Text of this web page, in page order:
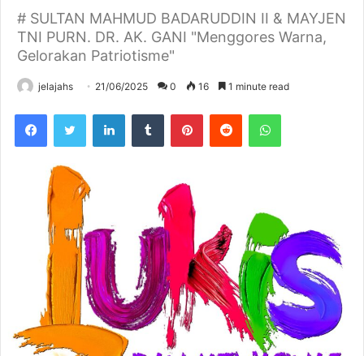
# SULTAN MAHMUD BADARUDDIN II & MAYJEN
TNI PURN. DR. AK. GANI "Menggores Warna,
Gelorakan Patriotisme"
jelajahs 21/06/2025 0 16 1 minute read